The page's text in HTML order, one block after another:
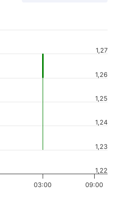
03:00 09:00
1,22
1,23
1,24
1,25
1,26
1,27